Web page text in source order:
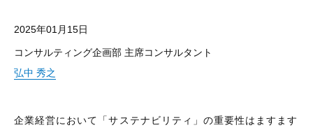
2025年01月15日
コンサルティング企画部 主席コンサルタント
弘中 秀之
企業経営において「サステナビリティ」の重要性はますます